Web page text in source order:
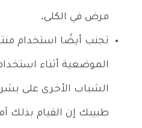
مرض في الكلى.
تجنب أيضًا استخدام
الموضعية أثناء
الشباب الأخرى على
طبيبك إن القيام بذلك